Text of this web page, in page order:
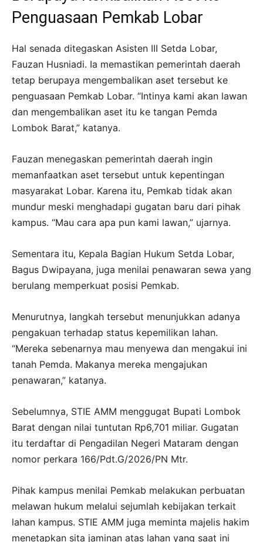
Penguasaan Pemkab Lobar
Hal senada ditegaskan Asisten III Setda Lobar,
Fauzan Husniadi. Ia memastikan pemerintah daerah
tetap berupaya mengembalikan aset tersebut ke
penguasaan Pemkab Lobar. “Intinya kami akan lawan
dan mengembalikan aset itu ke tangan Pemda
Lombok Barat,” katanya.
Fauzan menegaskan pemerintah daerah ingin
memanfaatkan aset tersebut untuk kepentingan
masyarakat Lobar. Karena itu, Pemkab tidak akan
mundur meski menghadapi gugatan baru dari pihak
kampus. “Mau cara apa pun kami lawan,” ujarnya.
Sementara itu, Kepala Bagian Hukum Setda Lobar,
Bagus Dwipayana, juga menilai penawaran sewa yang
berulang memperkuat posisi Pemkab.
Menurutnya, langkah tersebut menunjukkan adanya
pengakuan terhadap status kepemilikan lahan.
“Mereka sebenarnya mau menyewa dan mengakui ini
tanah Pemda. Makanya mereka mengajukan
penawaran,” katanya.
Sebelumnya, STIE AMM menggugat Bupati Lombok
Barat dengan nilai tuntutan Rp6,701 miliar. Gugatan
itu terdaftar di Pengadilan Negeri Mataram dengan
nomor perkara 166/Pdt.G/2026/PN Mtr.
Pihak kampus menilai Pemkab melakukan perbuatan
melawan hukum melalui sejumlah kebijakan terkait
lahan kampus. STIE AMM juga meminta majelis hakim
menetapkan sita jaminan atas lahan yang saat ini